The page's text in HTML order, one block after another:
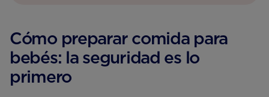
Cómo preparar comida para
bebés: la seguridad es lo
primero